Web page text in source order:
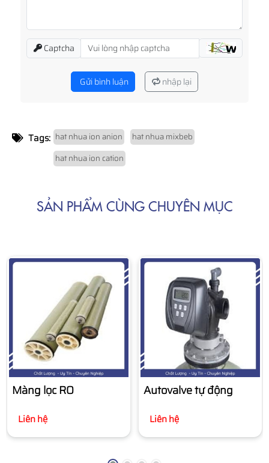
Captcha
Gửi bình luận nhập lại
Tags: hat nhua ion anion
hat nhua mixbeb
hat nhua ion cation
SẢN PHẨM CÙNG CHUYÊN MỤC
Màng lọc RO
Liên hệ
Autovalve tự động
Liên hệ